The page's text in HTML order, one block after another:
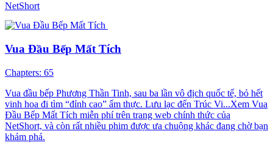
NetShort
Vua Đầu Bếp Mất Tích
Chapters: 65
Vua đầu bếp Phương Thần Tinh, sau ba lần vô địch quốc tế, bỏ hết
vinh hoa đi tìm “đỉnh cao” ẩm thực. Lưu lạc đến Trúc Vi...Xem Vua
Đầu Bếp Mất Tích miễn phí trên trang web chính thức của
NetShort, và còn rất nhiều phim được ưa chuộng khác đang chờ bạn
khám phá.